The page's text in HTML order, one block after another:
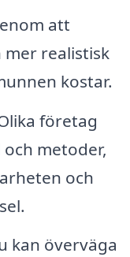
att
realistisk
kostar.
företag
metoder,
och
kan överväga